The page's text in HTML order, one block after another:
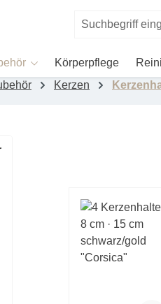
Körperpflege
Kerzen